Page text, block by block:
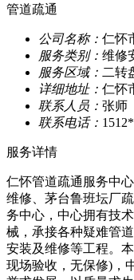
管道疏通
公司名称： 仁怀
服务类别： 维修
服务区域： 二转
详细地址： 仁怀
联系人员： 张师
联系电话：
服务详情
仁怀管道疏通服务中
维修、茅台鲁班坛厂
务中心，中心拥有技
械，承接各种疑难管
安装及维修等工程。
现场验收，无保修)，